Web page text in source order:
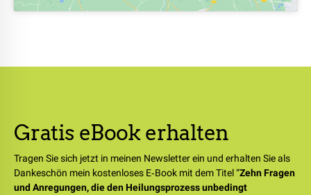
Gratis eBook erhalten
Tragen Sie sich jetzt in meinen Newsletter ein und erhalten Sie als
Dankeschön mein kostenloses E‑Book mit dem Titel “Zehn Fragen
und Anregungen, die den Heilungsprozess unbedingt